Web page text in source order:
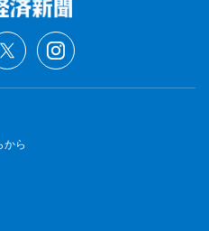
から